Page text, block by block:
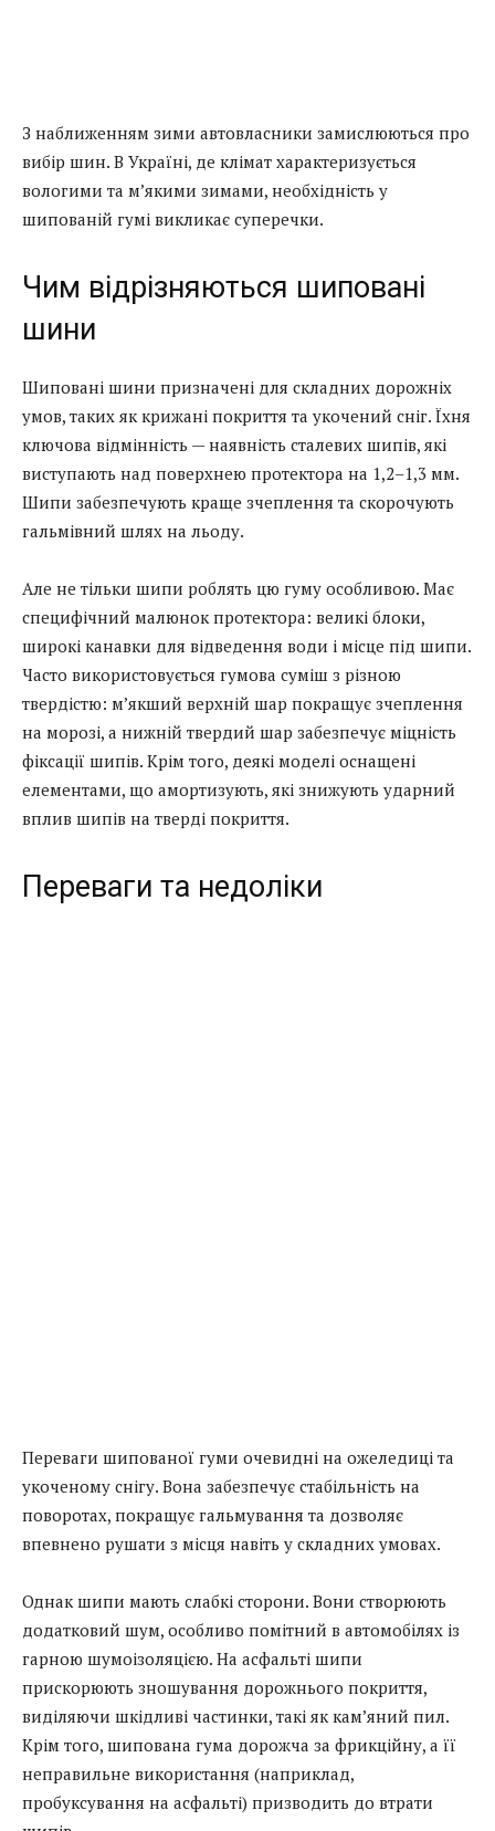
З наближенням зими автовласники замислюються про
вибір шин. В Україні, де клімат характеризується
вологими та м’якими зимами, необхідність у
шипованій гумі викликає суперечки.
Чим відрізняються шиповані
шини
Шиповані шини призначені для складних дорожніх
умов, таких як крижані покриття та укочений сніг. Їхня
ключова відмінність — наявність сталевих шипів, які
виступають над поверхнею протектора на 1,2–1,3 мм.
Шипи забезпечують краще зчеплення та скорочують
гальмівний шлях на льоду.
Але не тільки шипи роблять цю гуму особливою. Має
специфічний малюнок протектора: великі блоки,
широкі канавки для відведення води і місце під шипи.
Часто використовується гумова суміш з різною
твердістю: м’якший верхній шар покращує зчеплення
на морозі, а нижній твердий шар забезпечує міцність
фіксації шипів. Крім того, деякі моделі оснащені
елементами, що амортизують, які знижують ударний
вплив шипів на тверді покриття.
Переваги та недоліки
Переваги шипованої гуми очевидні на ожеледиці та
укоченому снігу. Вона забезпечує стабільність на
поворотах, покращує гальмування та дозволяє
впевнено рушати з місця навіть у складних умовах.
Однак шипи мають слабкі сторони. Вони створюють
додатковий шум, особливо помітний в автомобілях із
гарною шумоізоляцією. На асфальті шипи
прискорюють зношування дорожнього покриття,
виділяючи шкідливі частинки, такі як кам’яний пил.
Крім того, шипована гума дорожча за фрикційну, а її
неправильне використання (наприклад,
пробуксування на асфальті) призводить до втрати